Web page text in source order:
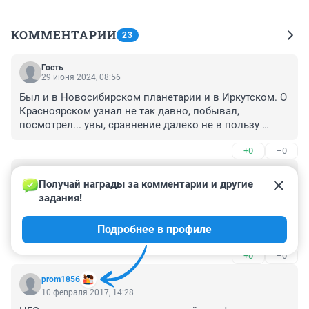
КОММЕНТАРИИ 23
Гость
29 июня 2024, 08:56
Был и в Новосибирском планетарии и в Иркутском. О
Красноярском узнал не так давно, побывал,
посмотрел... увы, сравнение далеко не в пользу
Недостроенный планетарий разломали, а в место
нормального, оборудовали какой то эрзац... Обидно
за город.
+0 –0
11 февраля 2017, 00:02
Настоящий планетарий - это гораздо круче, чем
оккулюс рифт и ему подобные... Когда первый раз
побывал в Московском планетарии - чувство
присутствия непередаваемо... В Иркутске планетарий
есть, а в нашем миллионном городе только торговые
центры и строят - так скоро они на каждом углу
будут...
+0 –0
prom1856
Получай награды за комментарии и другие
задания!
Подробнее в профиле
10 февраля 2017, 14:28